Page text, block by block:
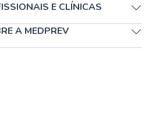
E CLÍNICAS
A MEDPREV